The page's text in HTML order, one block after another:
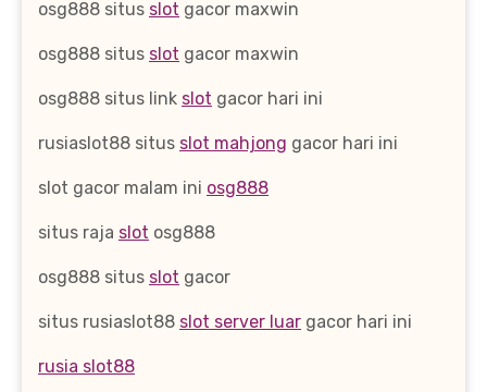
osg888 situs slot gacor maxwin
osg888 situs slot gacor maxwin
osg888 situs link slot gacor hari ini
rusiaslot88 situs slot mahjong gacor hari ini
slot gacor malam ini osg888
situs raja slot osg888
osg888 situs slot gacor
situs rusiaslot88 slot server luar gacor hari ini
rusia slot88